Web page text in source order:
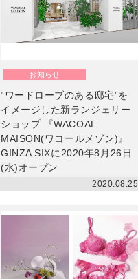
お知らせ
‟ワードローブのある邸宅”を
イメージした新ランジェリー
ショップ 『WACOAL
MAISON(ワコールメゾン)』
GINZA SIXに2020年8月26日
(水)オープン
2020.08.25